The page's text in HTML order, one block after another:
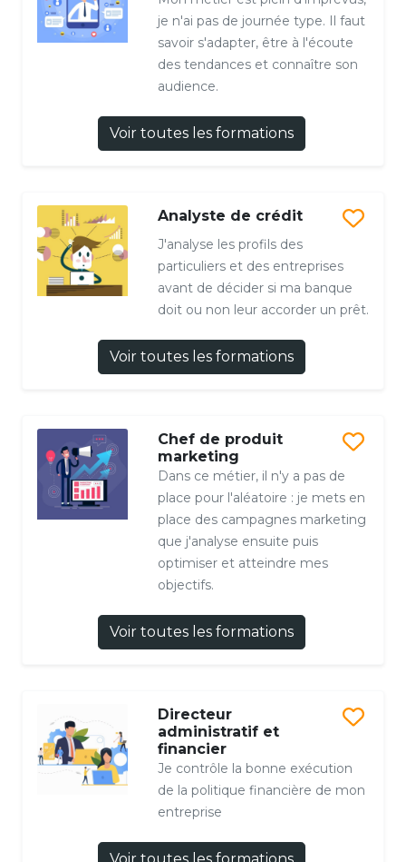
je n'ai pas de journée type. Il faut
savoir s'adapter, être à l'écoute
des tendances et connaître son
audience.
Voir toutes les formations
Analyste de crédit
J'analyse les profils des
particuliers et des entreprises
avant de décider si ma banque
doit ou non leur accorder un prêt.
Voir toutes les formations
Chef de produit
marketing
Dans ce métier, il n'y a pas de
place pour l'aléatoire : je mets en
place des campagnes marketing
que j'analyse ensuite puis
optimiser et atteindre mes
objectifs.
Voir toutes les formations
Directeur
administratif et
financier
Je contrôle la bonne exécution
de la politique financière de mon
entreprise